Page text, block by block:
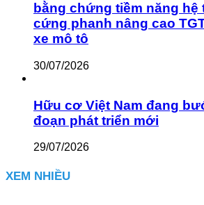
bằng chứng tiềm năng
cứng phanh nâng cao
xe mô tô
30/07/2026
Hữu cơ Việt Nam đang
đoạn phát triển mới
29/07/2026
XEM NHIỀU